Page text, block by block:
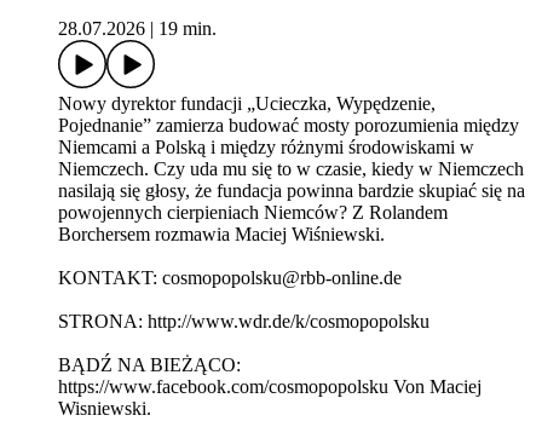
28.07.2026
19 min.
Nowy dyrektor fundacji „Ucieczka, Wypędzenie,
Pojednanie” zamierza budować mosty porozumienia między
Niemcami a Polską i między różnymi środowiskami w
Niemczech. Czy uda mu się to w czasie, kiedy w Niemczech
nasilają się głosy, że fundacja powinna bardzie skupiać się na
powojennych cierpieniach Niemców? Z Rolandem
Borchersem rozmawia Maciej Wiśniewski.
KONTAKT: cosmopopolsku@rbb-online.de
STRONA: http://www.wdr.de/k/cosmopopolsku
BĄDŹ NA BIEŻĄCO:
https://www.facebook.com/cosmopopolsku Von Maciej
Wisniewski.